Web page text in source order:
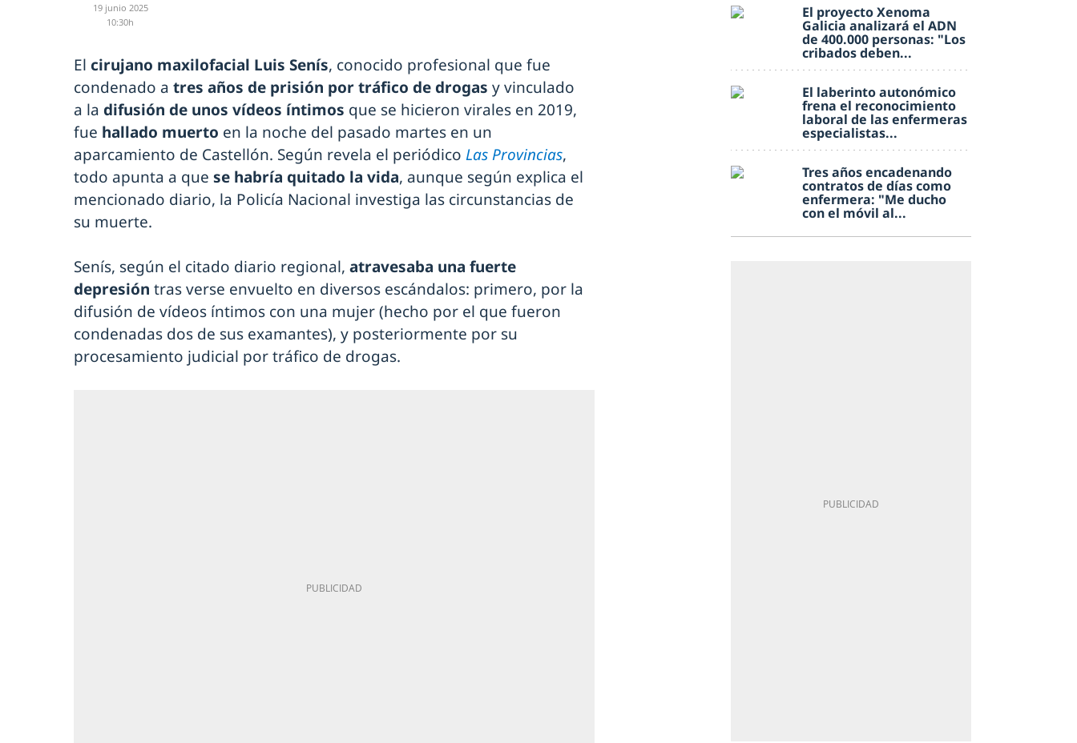
19 junio 2025
10:30h
El cirujano maxilofacial Luis Senís, conocido profesional que fue
condenado a tres años de prisión por tráfico de drogas y vinculado
a la difusión de unos vídeos íntimos que se hicieron virales en 2019,
fue hallado muerto en la noche del pasado martes en un
aparcamiento de Castellón. Según revela el periódico Las Provincias,
todo apunta a que se habría quitado la vida, aunque según explica el
mencionado diario, la Policía Nacional investiga las circunstancias de
su muerte.
Senís, según el citado diario regional, atravesaba una fuerte
depresión tras verse envuelto en diversos escándalos: primero, por la
difusión de vídeos íntimos con una mujer (hecho por el que fueron
condenadas dos de sus examantes), y posteriormente por su
procesamiento judicial por tráfico de drogas.
El proyecto Xenoma
Galicia analizará el ADN
de 400.000 personas: "Los
cribados deben...
El laberinto autonómico
frena el reconocimiento
laboral de las enfermeras
especialistas...
Tres años encadenando
contratos de días como
enfermera: "Me ducho
con el móvil al...